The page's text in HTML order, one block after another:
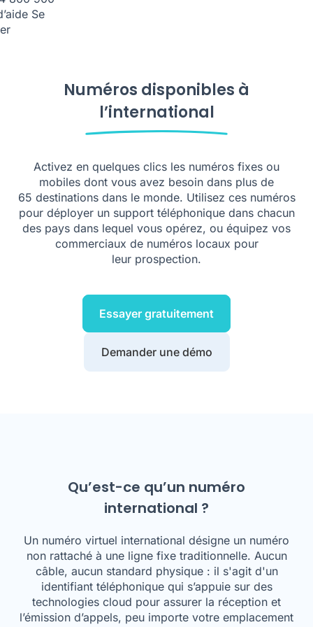
Se
Numéros disponibles à
l’international
Activez en quelques clics les numéros fixes ou
mobiles dont vous avez besoin dans plus de
65 destinations dans le monde. Utilisez ces numéros
pour déployer un support téléphonique dans chacun
des pays dans lequel vous opérez, ou équipez vos
commerciaux de numéros locaux pour
leur prospection.
Essayer gratuitement
Demander une démo
Qu’est-ce qu’un numéro
international ?
Un numéro virtuel international désigne un numéro
non rattaché à une ligne fixe traditionnelle. Aucun
câble, aucun standard physique : il s'agit d'un
identifiant téléphonique qui s’appuie sur des
technologies cloud pour assurer la réception et
l’émission d’appels, peu importe votre emplacement